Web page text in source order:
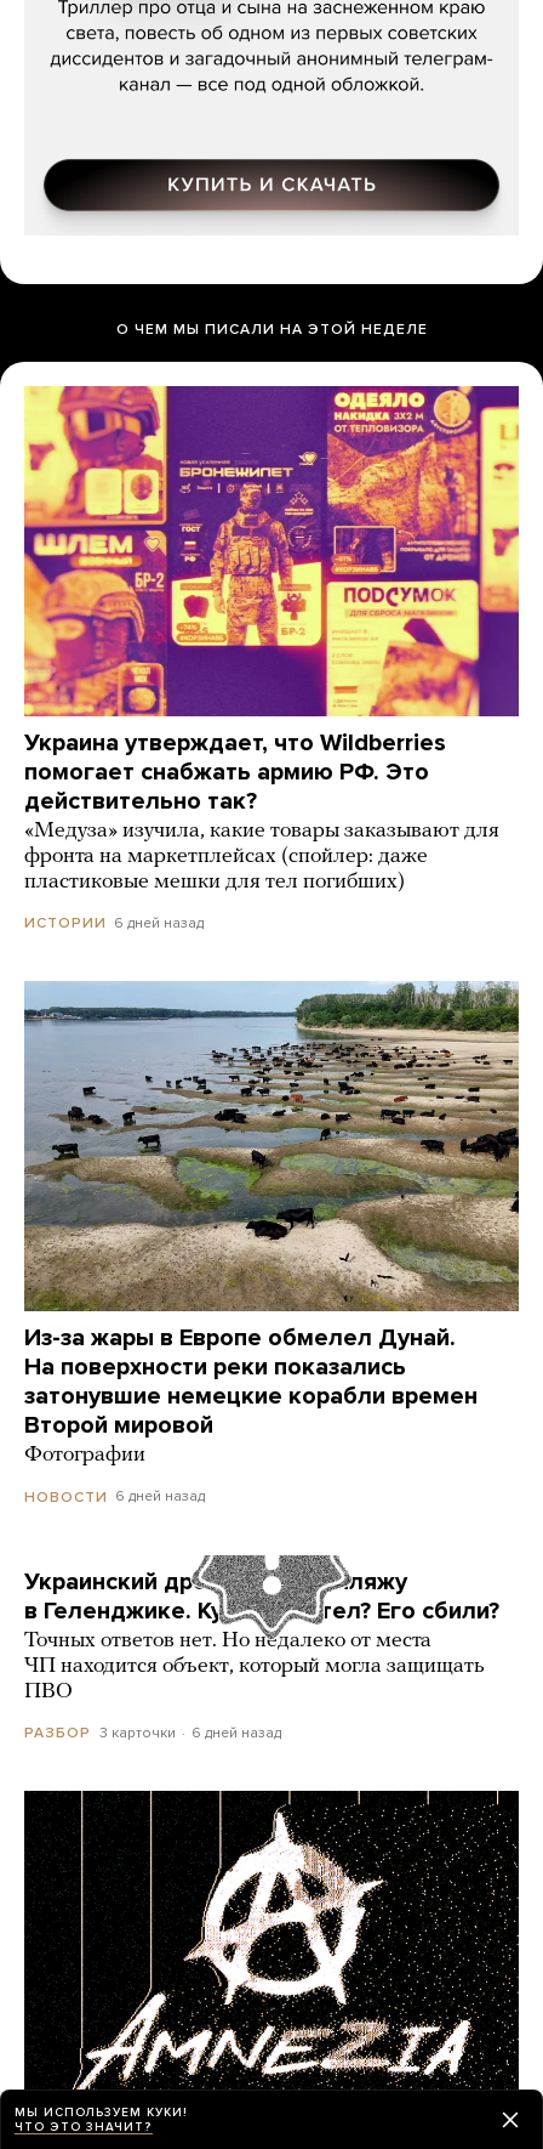
О ЧЕМ МЫ ПИСАЛИ НА ЭТОЙ НЕДЕЛЕ
Украина утверждает, что Wildberries
помогает снабжать армию РФ. Это
действительно так?
«Медуза» изучила, какие товары заказывают для
фронта на маркетплейсах (спойлер: даже
пластиковые мешки для тел погибших)
ИСТОРИИ 6 дней назад
Из-за жары в Европе обмелел Дунай.
На поверхности реки показались
затонувшие немецкие корабли времен
Второй мировой
Фотографии
НОВОСТИ 6 дней назад
Украинский дрон попал по пляжу
в Геленджике. Куда он летел? Его сбили?
Точных ответов нет. Но недалеко от места
ЧП находится объект, который могла защищать
ПВО
РАЗБОР 3 карточки 6 дней назад
МЫ ИСПОЛЬЗУЕМ КУКИ!
ЧТО ЭТО ЗНАЧИТ?